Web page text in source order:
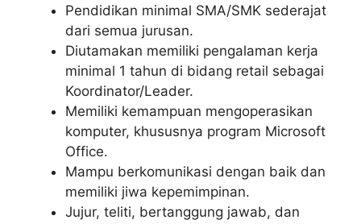
Pendidikan minimal SMA/SMK sederajat
dari semua jurusan.
Diutamakan memiliki pengalaman kerja
minimal 1 tahun di bidang retail sebagai
Koordinator/Leader.
Memiliki kemampuan mengoperasikan
komputer, khususnya program Microsoft
Office.
Mampu berkomunikasi dengan baik dan
memiliki jiwa kepemimpinan.
Jujur, teliti, bertanggung jawab, dan